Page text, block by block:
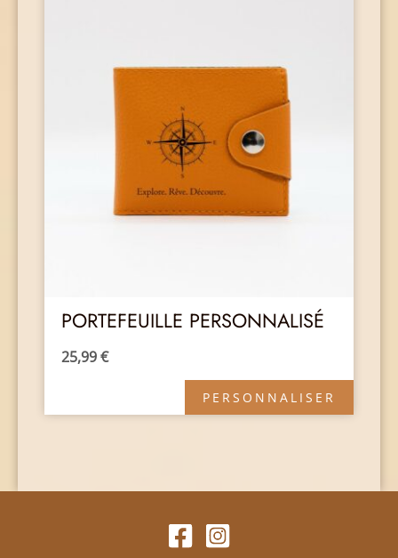
PORTEFEUILLE PERSONNALISÉ
25,99€
PERSONNALISER